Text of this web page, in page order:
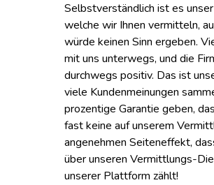
Selbstverständlich ist es
welche wir Ihnen vermitteln,
würde keinen Sinn ergeben.
mit uns unterwegs, und die
durchwegs positiv. Das ist
viele Kundenmeinungen
prozentige Garantie geben,
fast keine auf unserem
angenehmen Seiteneffekt,
über unseren Vermittlungs-
unserer Plattform zählt!